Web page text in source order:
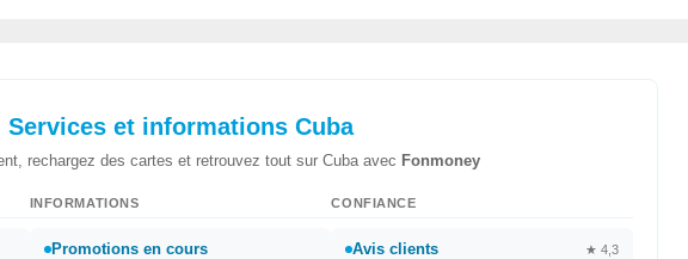
Services et informations Cuba
rechargez des cartes et retrouvez tout sur Cuba avec Fonmoney
INFORMATIONS
Promotions en cours
CONFIANCE
Avis clients ★ 4,3